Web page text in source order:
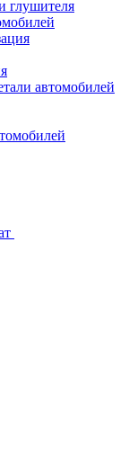
глушителя
автомобилей